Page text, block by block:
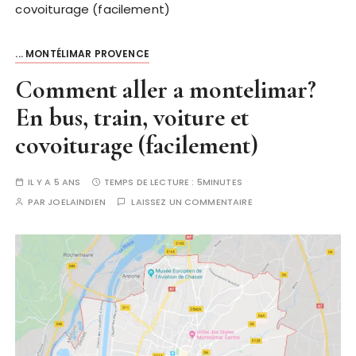
covoiturage (facilement)
... MONTÉLIMAR PROVENCE
Comment aller a montelimar?
En bus, train, voiture et
covoiturage (facilement)
IL Y A 5 ANS TEMPS DE LECTURE : 5MINUTES
PAR JOELAINDIEN LAISSEZ UN COMMENTAIRE